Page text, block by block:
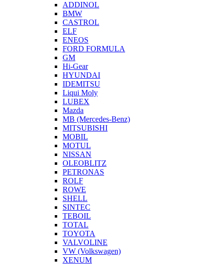
ADDINOL
BMW
CASTROL
ELF
ENEOS
FORD FORMULA
GM
Hi-Gear
HYUNDAI
IDEMITSU
Liqui Moly
LUBEX
Mazda
MB (Mercedes-Вenz)
MITSUBISHI
MOBIL
MOTUL
NISSAN
OLEOBLITZ
PETRONAS
ROLF
ROWE
SHELL
SINTEC
TEBOIL
TOTAL
TOYOTA
VALVOLINE
VW (Volkswagen)
XENUM